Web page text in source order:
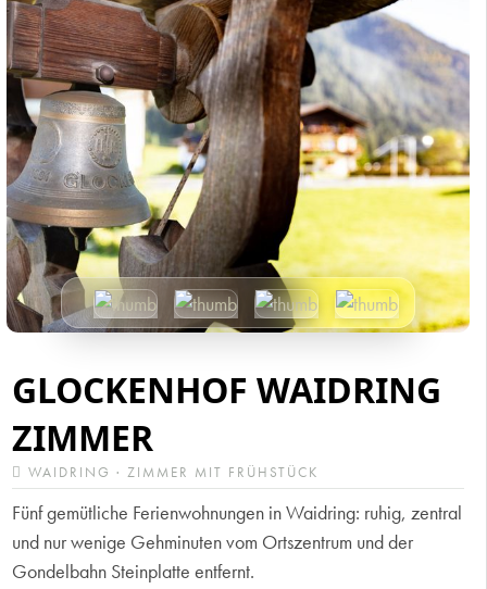
GLOCKENHOF WAIDRING
ZIMMER
WAIDRING · ZIMMER MIT FRÜHSTÜCK
Fünf gemütliche Ferienwohnungen in Waidring: ruhig, zentral
und nur wenige Gehminuten vom Ortszentrum und der
Gondelbahn Steinplatte entfernt.